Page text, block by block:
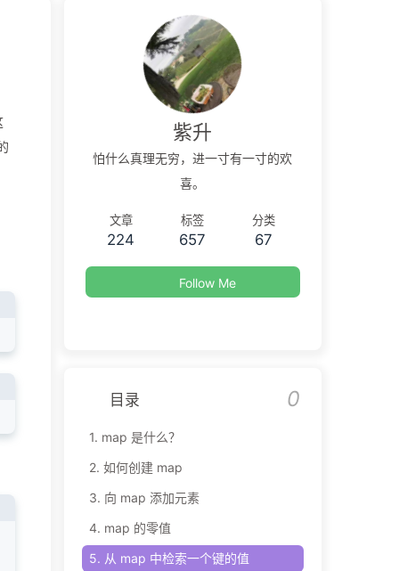
紫升
怕什么真理无穷，进一寸有一寸的欢
喜。
文章
224
标签
657
分类
67
Follow Me
目录 0
1. map 是什么？
2. 如何创建 map
3. 向 map 添加元素
4. map 的零值
5. 从 map 中检索一个键的值